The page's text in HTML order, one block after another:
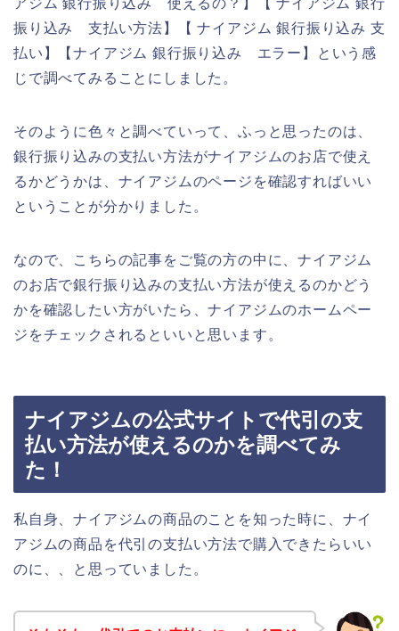
振り込み 支払い方法】【 ナイアジム 銀行振り込み 支
払い】【ナイアジム 銀行振り込み エラー】という感
じで調べてみることにしました。
そのように色々と調べていって、ふっと思ったのは、
銀行振り込みの支払い方法がナイアジムのお店で使え
るかどうかは、ナイアジムのページを確認すればいい
ということが分かりました。
なので、こちらの記事をご覧の方の中に、ナイアジム
のお店で銀行振り込みの支払い方法が使えるのかどう
かを確認したい方がいたら、ナイアジムのホームペー
ジをチェックされるといいと思います。
ナイアジムの公式サイトで代引の支
払い方法が使えるのかを調べてみ
た！
私自身、ナイアジムの商品のことを知った時に、ナイ
アジムの商品を代引の支払い方法で購入できたらいい
のに、、と思っていました。